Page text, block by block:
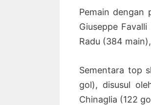
Pemain dengan
Giuseppe
Radu (384
Sementara top
gol), disusul
Chinaglia (122